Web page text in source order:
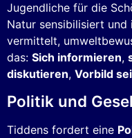
Jugendliche für die
Natur sensibilisiert und
vermittelt,
das: Sich informieren,
diskutieren, Vorbild
Politik und
Tiddens fordert eine